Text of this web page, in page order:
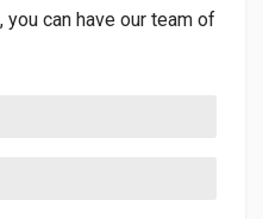
can have our team of